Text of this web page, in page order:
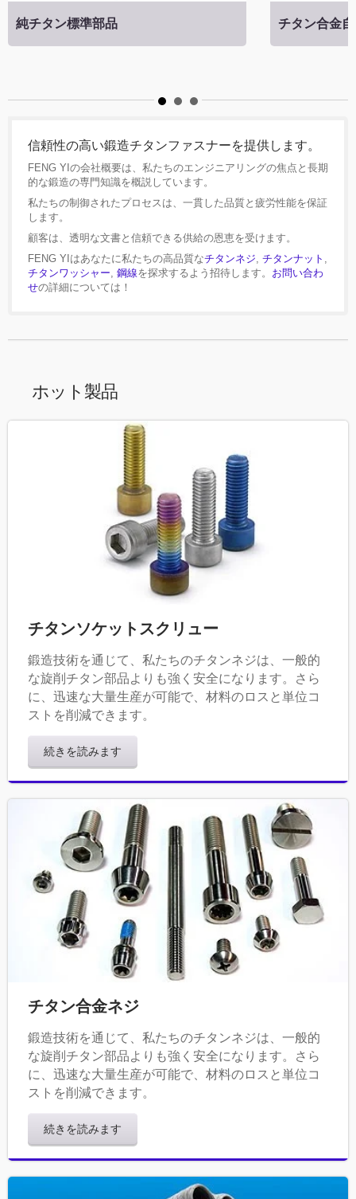
純チタン標準部品 チタン合金
信頼性の高い鍛造チタンファスナーを提供します。
FENG YIの会社概要は、私たちのエンジニアリングの焦点と長期
的な鍛造の専門知識を概説しています。
私たちの制御されたプロセスは、一貫した品質と疲労性能を保証
します。
顧客は、透明な文書と信頼できる供給の恩恵を受けます。
FENG YIはあなたに私たちの高品質なチタンネジ, チタンナット ,
チタンワッシャー, 鋼線を探求するよう招待します。 お問い合わ
せの詳細については！
ホット製品
チタンソケットスクリュー
鍛造技術を通じて、私たちのチタンネジは、一般的
な旋削チタン部品よりも強く安全になります。さら
に、迅速な大量生産が可能で、材料のロスと単位コ
ストを削減できます。
続きを読みます
チタン合金ネジ
鍛造技術を通じて、私たちのチタンネジは、一般的
な旋削チタン部品よりも強く安全になります。さら
に、迅速な大量生産が可能で、材料のロスと単位コ
ストを削減できます。
続きを読みます